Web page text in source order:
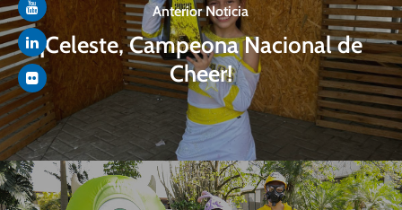
Anterior Noticia
¡Celeste, Campeona Nacional de
Cheer!